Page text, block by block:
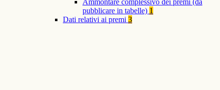
Ammontare complessivo dei premi (da
pubblicare in tabelle) 1
Dati relativi ai premi 3